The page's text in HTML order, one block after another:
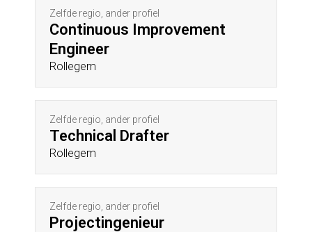
Zelfde regio, ander profiel
Continuous Improvement
Engineer
Rollegem
Zelfde regio, ander profiel
Technical Drafter
Rollegem
Zelfde regio, ander profiel
Projectingenieur